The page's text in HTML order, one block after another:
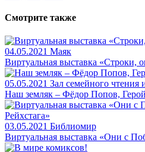
Смотрите также
04.05.2021 Маяк
Виртуальная выставка «Строки,
05.05.2021 Зал семейного
Наш земляк – Фёдор Попов,
03.05.2021 Библиомир
Виртуальная выставка «Они с